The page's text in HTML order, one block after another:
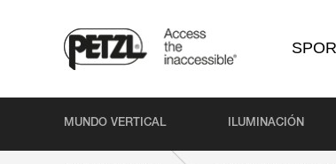
MUNDO VERTICAL ILUMINACIÓN